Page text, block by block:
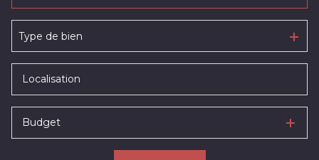
Type de bien
Budget